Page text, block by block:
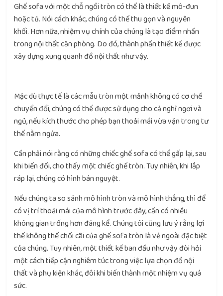
Ghế sofa với một chỗ ngồi tròn có thể là thiết kế mô-đun
hoặc tủ. Nói cách khác, chúng có thể thu gọn và nguyên
khối. Hơn nữa, nhiệm vụ chính của chúng là tạo điểm nhấn
trong nội thất căn phòng. Do đó, thành phần thiết kế được
xây dựng xung quanh đồ nội thất như vậy.
Mặc dù thực tế là các mẫu tròn một mảnh không có cơ chế
chuyển đổi, chúng có thể được sử dụng cho cả nghỉ ngơi và
ngủ, nếu kích thước cho phép bạn thoải mái vừa vặn trong tư
thế nằm ngửa.
Cần phải nói rằng có những chiếc ghế sofa có thể gấp lại, sau
khi biến đổi, cho thấy một chiếc ghế tròn. Tuy nhiên, khi lắp
ráp lại, chúng có hình bán nguyệt.
Nếu chúng ta so sánh mô hình tròn và mô hình thẳng, thì để
có vị trí thoải mái của mô hình trước đây, cần có nhiều
không gian trống hơn đáng kể. Chúng tôi cũng lưu ý rằng lợi
thế không thể chối cãi của ghế sofa tròn là vẻ ngoài đặc biệt
của chúng. Tuy nhiên, một thiết kế ban đầu như vậy đòi hỏi
một cách tiếp cận nghiêm túc trong việc lựa chọn đồ nội
thất và phụ kiện khác, đôi khi biến thành một nhiệm vụ quá
sức.